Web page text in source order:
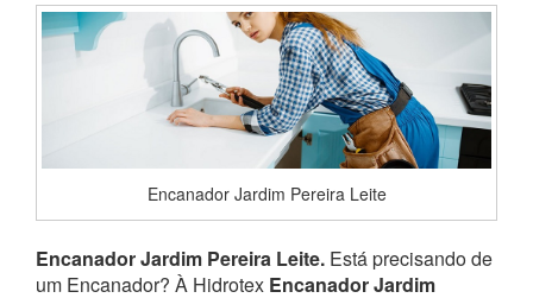
Encanador Jardim Pereira Leite
Encanador Jardim Pereira Leite. Está precisando de
um Encanador? À Hidrotex Encanador Jardim